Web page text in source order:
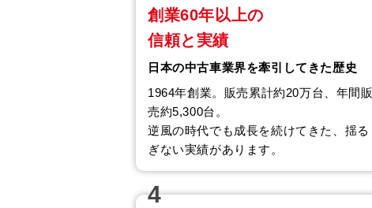
創業60年以上の
信頼と実績
日本の中古車業界を牽引してきた歴史
1964年創業。販売累計約20万台、年間販
売約5,300台。
逆風の時代でも成長を続けてきた、揺る
ぎない実績があります。
4